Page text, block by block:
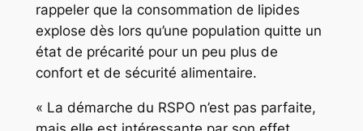
rappeler que la consommation de lipides
explose dès lors qu’une population quitte un
état de précarité pour un peu plus de
confort et de sécurité alimentaire.
« La démarche du RSPO n’est pas parfaite,